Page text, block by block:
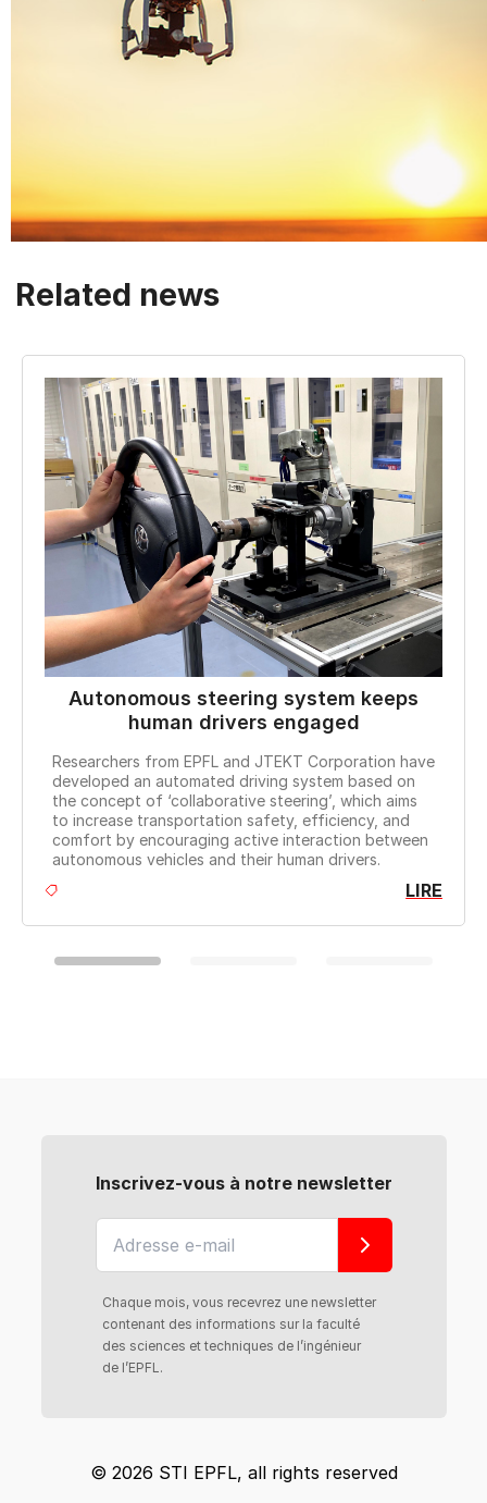
Related news
Autonomous steering system keeps
human drivers engaged
Researchers from EPFL and JTEKT Corporation have
developed an automated driving system based on
the concept of ‘collaborative steering’, which aims
to increase transportation safety, efficiency, and
comfort by encouraging active interaction between
autonomous vehicles and their human drivers.
LIRE
Inscrivez-vous à notre newsletter
Chaque mois, vous recevrez une newsletter
contenant des informations sur la faculté
des sciences et techniques de l’ingénieur
de l’EPFL.
© 2026 STI EPFL, all rights reserved